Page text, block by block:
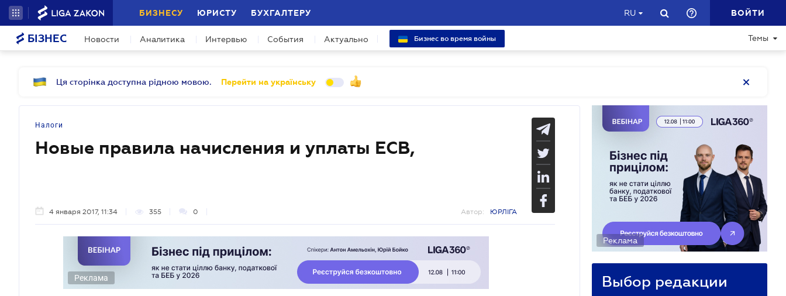
БИЗНЕСУ ЮРИСТУ БУХГАЛТЕРУ RU ВОЙТИ
БІЗНЕС Новости Аналитика Интервью События Актуально Бизнес во время войны Темы
Ця сторінка доступна рідною мовою. Перейти на українську
Налоги
Новые правила начисления и уплаты ЕСВ,
4 января 2017, 11:34 355 0 Автор: ЮРЛІГА
Реклама
Реклама
Выбор редакции